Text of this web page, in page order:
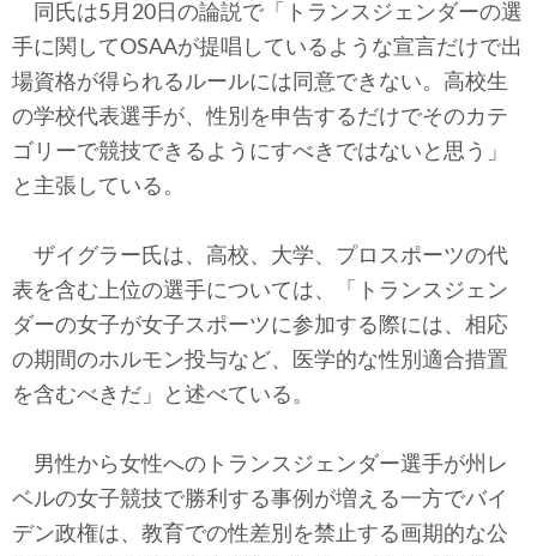
同氏は5月20日の論説で「トランスジェンダーの選
手に関してOSAAが提唱しているような宣言だけで出
場資格が得られるルールには同意できない。高校生
の学校代表選手が、性別を申告するだけでそのカテ
ゴリーで競技できるようにすべきではないと思う」
と主張している。
ザイグラー氏は、高校、大学、プロスポーツの代
表を含む上位の選手については、「トランスジェン
ダーの女子が女子スポーツに参加する際には、相応
の期間のホルモン投与など、医学的な性別適合措置
を含むべきだ」と述べている。
男性から女性へのトランスジェンダー選手が州レ
ベルの女子競技で勝利する事例が増える一方でバイ
デン政権は、教育での性差別を禁止する画期的な公